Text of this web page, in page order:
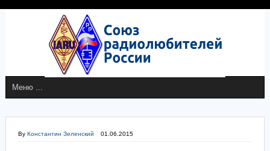
By Константин Зеленский 01.06.2015